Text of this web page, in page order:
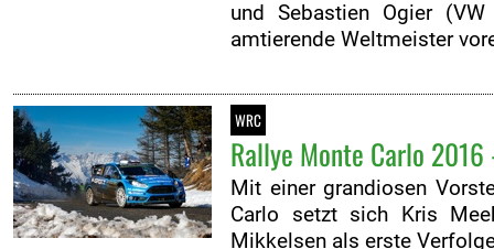
und Sebastien Ogier
amtierende Weltmeister
WRC
Rallye Monte Carlo
Mit einer grandiosen
Carlo setzt sich Kris
Mikkelsen als erste